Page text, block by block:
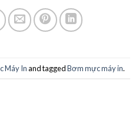
Máy Inand taggedBơm mực máy in.